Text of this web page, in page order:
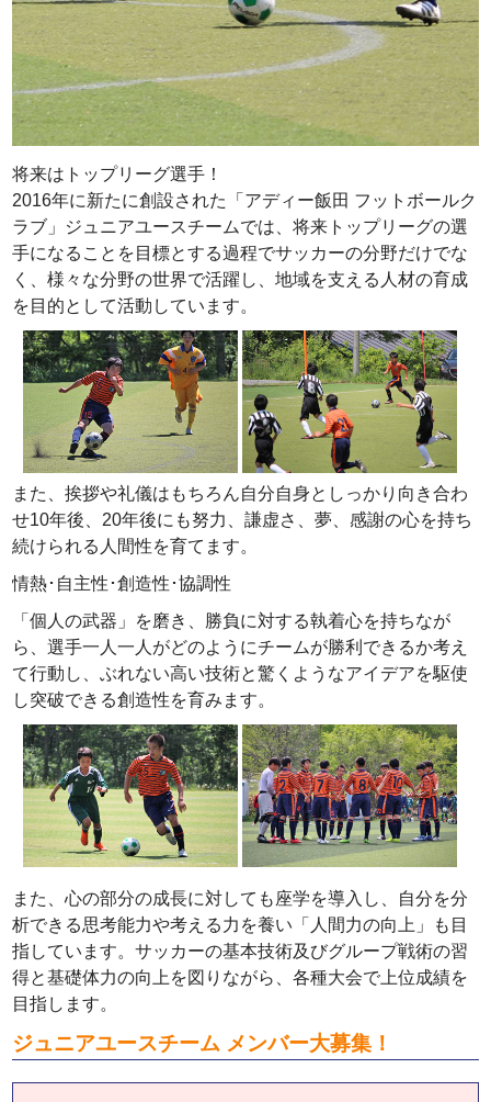
将来はトップリーグ選手！
2016年に新たに創設された「アディー飯田 フットボールク
ラブ」ジュニアユースチームでは、将来トップリーグの選
手になることを目標とする過程でサッカーの分野だけでな
く、様々な分野の世界で活躍し、地域を支える人材の育成
を目的として活動しています。
また、挨拶や礼儀はもちろん自分自身としっかり向き合わ
せ10年後、20年後にも努力、謙虚さ、夢、感謝の心を持ち
続けられる人間性を育てます。
情熱･自主性･創造性･協調性
「個人の武器」を磨き、勝負に対する執着心を持ちなが
ら、選手一人一人がどのようにチームが勝利できるか考え
て行動し、ぶれない高い技術と驚くようなアイデアを駆使
し突破できる創造性を育みます。
また、心の部分の成長に対しても座学を導入し、自分を分
析できる思考能力や考える力を養い「人間力の向上」も目
指しています。サッカーの基本技術及びグループ戦術の習
得と基礎体力の向上を図りながら、各種大会で上位成績を
目指します。
ジュニアユースチーム メンバー大募集！